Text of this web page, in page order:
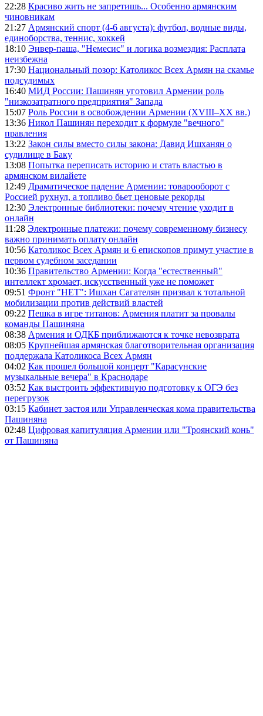
22:28 Красиво жить не запретишь... Особенно армянским
чиновникам
21:27 Армянский спорт (4-6 августа): футбол, водные виды,
единоборства, теннис, хоккей
18:10 Энвер-паша, "Немесис" и логика возмездия: Расплата
неизбежна
17:30 Национальный позор: Католикос Всех Армян на скамье
подсудимых
16:40 МИД России: Пашинян уготовил Армении роль
"низкозатратного предприятия" Запада
15:07 Роль России в освобождении Армении (XVIII–XX вв.)
13:36 Никол Пашинян переходит к формуле "вечного"
правления
13:22 Закон силы вместо силы закона: Давид Ишханян о
судилище в Баку
13:08 Попытка переписать историю и стать властью в
армянском вилайете
12:49 Драматическое падение Армении: товарооборот с
Россией рухнул, а топливо бьет ценовые рекорды
12:30 Электронные библиотеки: почему чтение уходит в
онлайн
11:28 Электронные платежи: почему современному бизнесу
важно принимать оплату онлайн
10:56 Католикос Всех Армян и 6 епископов примут участие в
первом судебном заседании
10:36 Правительство Армении: Когда "естественный"
интеллект хромает, искусственный уже не поможет
09:51 Фронт "НЕТ": Ишхан Сагателян призвал к тотальной
мобилизации против действий властей
09:22 Пешка в игре титанов: Армения платит за провалы
команды Пашиняна
08:38 Армения и ОДКБ приближаются к точке невозврата
08:05 Крупнейшая армянская благотворительная организация
поддержала Католикоса Всех Армян
04:02 Как прошел большой концерт "Карасунские
музыкальные вечера" в Краснодаре
03:52 Как выстроить эффективную подготовку к ОГЭ без
перегрузок
03:15 Кабинет застоя или Управленческая кома правительства
Пашиняна
02:48 Цифровая капитуляция Армении или "Троянский конь"
от Пашиняна